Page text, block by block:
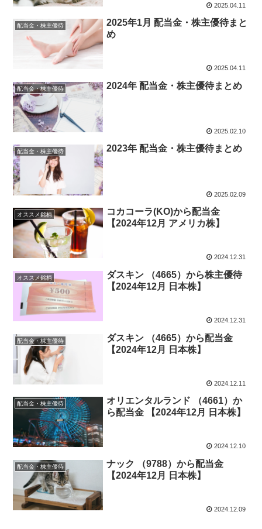
2025.04.11
配当金・株主優待
2025年1月 配当金・株主優待まと
め
2025.04.11
配当金・株主優待 2024年 配当金・株主優待まとめ
2025.02.10
配当金・株主優待 2023年 配当金・株主優待まとめ
2025.02.09
オススメ銘柄
コカコーラ(KO)から配当金
【2024年12月 アメリカ株】
2024.12.31
オススメ銘柄
ダスキン （4665）から株主優待
【2024年12月 日本株】
2024.12.31
配当金・株主優待
ダスキン （4665）から配当金
【2024年12月 日本株】
2024.12.11
配当金・株主優待
オリエンタルランド （4661）か
ら配当金 【2024年12月 日本株】
2024.12.10
配当金・株主優待
ナック （9788）から配当金
【2024年12月 日本株】
2024.12.09